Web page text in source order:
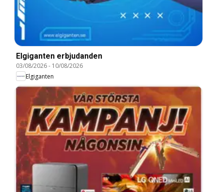
Elgiganten erbjudanden
03/08/2026- 10/08/2026
Elgiganten